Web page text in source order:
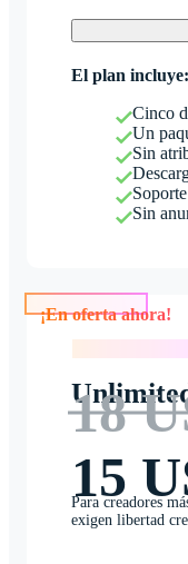
El plan incluye:
Cinco
Un
Sin
Sin
18
15
Para creadores
exigen libertad